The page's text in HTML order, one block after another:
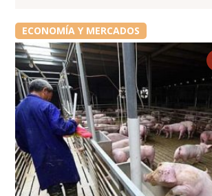
ECONOMÍA Y MERCADOS